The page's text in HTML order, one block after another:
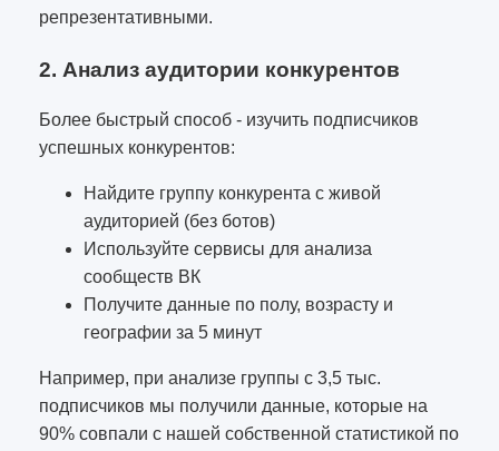
репрезентативными.
2. Анализ аудитории конкурентов
Более быстрый способ - изучить подписчиков
успешных конкурентов:
Найдите группу конкурента с живой
аудиторией (без ботов)
Используйте сервисы для анализа
сообществ ВК
Получите данные по полу, возрасту и
географии за 5 минут
Например, при анализе группы с 3,5 тыс.
подписчиков мы получили данные, которые на
90% совпали с нашей собственной статистикой по